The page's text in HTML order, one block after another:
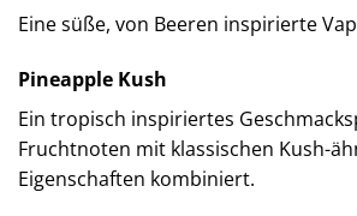
Eine süße, von Beeren inspirierte
Pineapple Kush
Ein tropisch inspiriertes
Fruchtnoten mit klassischen Kush-
Eigenschaften kombiniert.